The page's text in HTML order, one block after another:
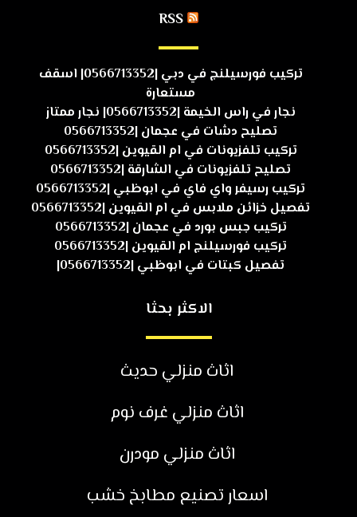
RSS
تركيب فورسيلنج في دبي |0566713352| اسقف
مستعارة
نجار في راس الخيمة |0566713352| نجار ممتاز
تصليح دشات في عجمان |0566713352
تركيب تلفزيونات في ام القيوين |0566713352
تصليح تلفزيونات في الشارقة |0566713352
تركيب رسيفر واي فاي في ابوظبي |0566713352
تفصيل خزائن ملابس في ام القيوين |0566713352
تركيب جبس بورد في عجمان |0566713352
تركيب فورسيلنج ام القيوين |0566713352
تفصيل كبتات في ابوظبي |0566713352|
الاكثر بحثا
اثاث منزلي حديث
اثاث منزلي غرف نوم
اثاث منزلي مودرن
اسعار تصنيع مطابخ خشب